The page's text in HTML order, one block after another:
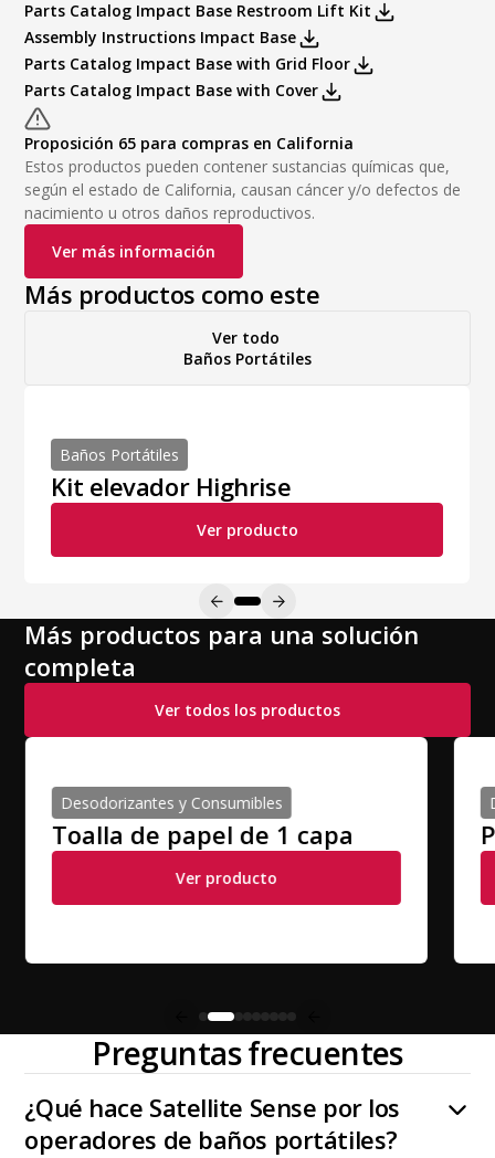
Parts Catalog Impact Base Restroom Lift Kit
Assembly Instructions Impact Base
Parts Catalog Impact Base with Grid Floor
Parts Catalog Impact Base with Cover
Proposición 65 para compras en California
Estos productos pueden contener sustancias químicas que,
según el estado de California, causan cáncer y/o defectos de
nacimiento u otros daños reproductivos.
Ver más información
Más productos como este
Ver todo
Baños Portátiles
Baños Portátiles
Kit elevador Highrise
Ver producto
Más productos para una solución
completa
Ver todos los productos
Desodorizantes y Consumibles
Toalla de papel de 1 capa
Ver producto
Preguntas frecuentes
¿Qué hace Satellite Sense por los
operadores de baños portátiles?